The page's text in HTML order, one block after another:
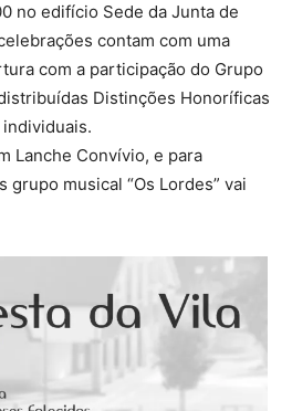
no edifício Sede da Junta de
contam com uma
com a participação do Grupo
Distinções Honoríficas
Lanche Convívio, e para
musical “Os Lordes” vai